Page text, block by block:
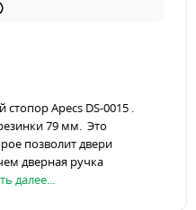
Apecs DS-0015 .
79 мм. Это
позволит двери
дверная ручка
далее...